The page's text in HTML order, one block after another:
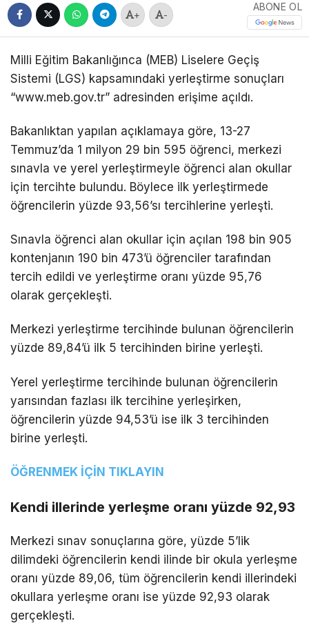
+ -
ABONE OL
Milli Eğitim Bakanlığınca (MEB) Liselere Geçiş
Sistemi (LGS) kapsamındaki yerleştirme sonuçları
“www.meb.gov.tr” adresinden erişime açıldı.
Bakanlıktan yapılan açıklamaya göre, 13-27
Temmuz’da 1 milyon 29 bin 595 öğrenci, merkezi
sınavla ve yerel yerleştirmeyle öğrenci alan okullar
için tercihte bulundu. Böylece ilk yerleştirmede
öğrencilerin yüzde 93,56’sı tercihlerine yerleşti.
Sınavla öğrenci alan okullar için açılan 198 bin 905
kontenjanın 190 bin 473’ü öğrenciler tarafından
tercih edildi ve yerleştirme oranı yüzde 95,76
olarak gerçekleşti.
Merkezi yerleştirme tercihinde bulunan öğrencilerin
yüzde 89,84’ü ilk 5 tercihinden birine yerleşti.
Yerel yerleştirme tercihinde bulunan öğrencilerin
yarısından fazlası ilk tercihine yerleşirken,
öğrencilerin yüzde 94,53’ü ise ilk 3 tercihinden
birine yerleşti.
ÖĞRENMEK İÇİN TIKLAYIN
Kendi illerinde yerleşme oranı yüzde 92,93
Merkezi sınav sonuçlarına göre, yüzde 5’lik
dilimdeki öğrencilerin kendi ilinde bir okula yerleşme
oranı yüzde 89,06, tüm öğrencilerin kendi illerindeki
okullara yerleşme oranı ise yüzde 92,93 olarak
gerçekleşti.